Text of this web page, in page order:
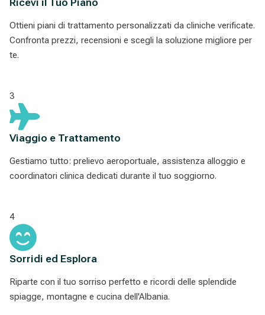
Ottieni piani di trattamento personalizzati da cliniche verificate.
Confronta prezzi, recensioni e scegli la soluzione migliore per
te.
3
Viaggio e Trattamento
Gestiamo tutto: prelievo aeroportuale, assistenza alloggio e
coordinatori clinica dedicati durante il tuo soggiorno.
4
Sorridi ed Esplora
Riparte con il tuo sorriso perfetto e ricordi delle splendide
spiagge, montagne e cucina dell'Albania.